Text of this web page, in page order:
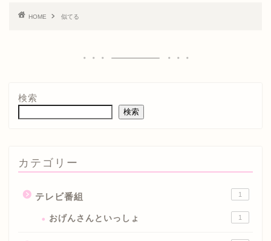
HOME 似てる
検索
検索
カテゴリー
テレビ番組 1
おげんさんといっしょ 1